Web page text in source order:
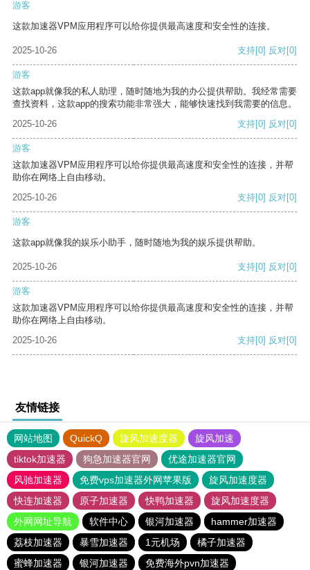
游客
这款加速器VPM应用程序可以给你提供最高速度和安全性的连接。
2025-10-26 支持[0] 反对[0]
游客
这款app就像我的私人助理，随时随地为我的办公提供帮助。我经常需要
查找资料，这款app的搜索功能非常强大，能够快速找到我需要的信息。
2025-10-26
支持[0] 反对[0]
游客
这款加速器VPM应用程序可以给你提供最高速度和安全性的连接，并帮
助你在网络上自由移动。
2025-10-26
支持[0] 反对[0]
游客
这款app就像我的娱乐小助手，随时随地为我的娱乐提供帮助。
2025-10-26 支持[0] 反对[0]
游客
这款加速器VPM应用程序可以给你提供最高速度和安全性的连接，并帮
助你在网络上自由移动。
2025-10-26
支持[0] 反对[0]
友情链接
网站地图 QuickQ 旋风加速度器
旋风加速
tiktok加速器
狗急加速器官网
优途加速器官网
风驰加速器
免费vps加速器外网苹果版
旋风加速度器
快连加速器
原子加速器 快鸭加速器
旋风加速度器
外网网址导航
软件中心 银河加速器
hammer加速器
荔枝加速器
暴雪加速器 1元机场
橘子加速器
蜜蜂加速器
银河加速器 免费海外pvn加速器